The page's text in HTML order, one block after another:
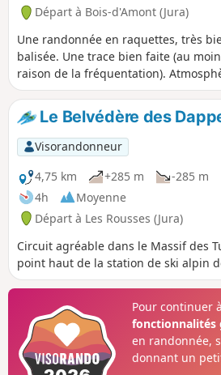
Départ à Bois-d'Amont (Jura)
Une randonnée en raquettes, très
balisée. Une trace bien faite (au
raison de la fréquentation).
pré-bois en grande partie. Une halte
gourmande vous attend à l'arrivée,
accueil chaleureux pour ceux qui le
souhaitent. Prolongation possible
jusqu'à la Roche Bernard (1,6 km
retour par le même tracé.
Le Belvédère des
Visorandonneur
4,75 km
+285 m
-285 m
4h
Moyenne
Départ à Les Rousses (Jura)
Circuit agréable dans le Massif des
point haut de la station de ski alpin
Pour continuer
fonctionnalités
en randonnée,
donnant un